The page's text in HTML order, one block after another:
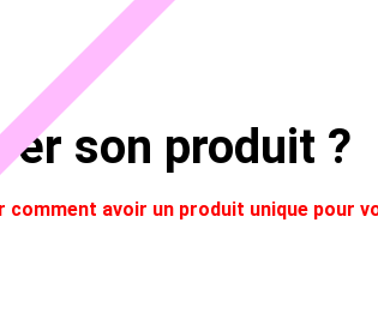
son produit ?
comment avoir un produit unique pour